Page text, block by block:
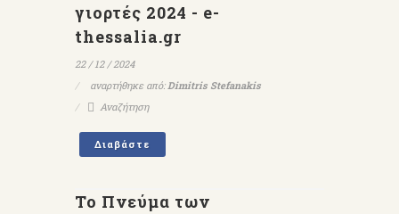
γιορτές 2024 - e-
thessalia.gr
22 / 12 / 2024
αναρτήθηκε από:Dimitris Stefanakis
Αναζήτηση
Διαβάστε
Το Πνεύμα των